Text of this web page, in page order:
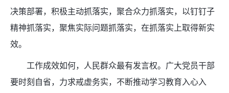
决策部署，积极主动抓落实，聚合众力抓落实，以钉钉子
精神抓落实，聚焦实际问题抓落实，在抓落实上取得新实
效。
工作成效如何，人民群众最有发言权。广大党员干部
要时刻自省，力求戒虚务实，不断推动学习教育入心入